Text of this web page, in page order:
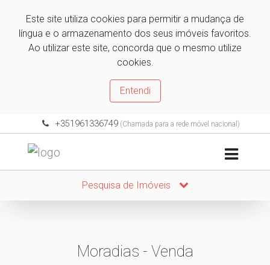
Este site utiliza cookies para permitir a mudança de
língua e o armazenamento dos seus imóveis favoritos.
Ao utilizar este site, concorda que o mesmo utilize
cookies.
Entendi
+351961336749 (Chamada para a rede móvel nacional)
Pesquisa de Imóveis
Moradias - Venda